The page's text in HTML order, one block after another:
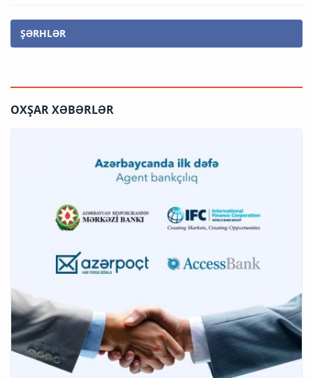
ŞƏRHLƏR
OXŞAR XƏBƏRLƏR